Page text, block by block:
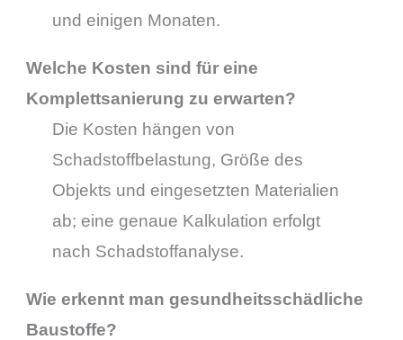
und einigen Monaten.
Welche Kosten sind für eine
Komplettsanierung zu erwarten?
Die Kosten hängen von
Schadstoffbelastung, Größe des
Objekts und eingesetzten Materialien
ab; eine genaue Kalkulation erfolgt
nach Schadstoffanalyse.
Wie erkennt man gesundheitsschädliche
Baustoffe?